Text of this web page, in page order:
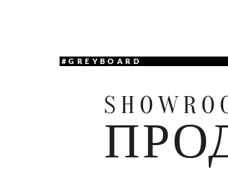
#GREYBOARD